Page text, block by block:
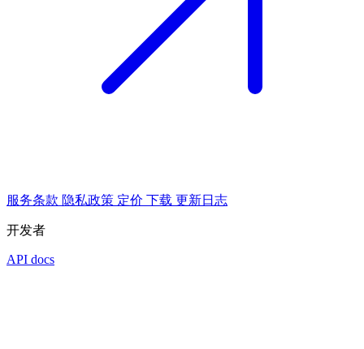
服务条款 隐私政策 定价 下载 更新日志
开发者
API docs